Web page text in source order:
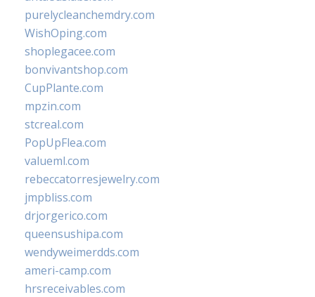
purelycleanchemdry.com
WishOping.com
shoplegacee.com
bonvivantshop.com
CupPlante.com
mpzin.com
stcreal.com
PopUpFlea.com
valueml.com
rebeccatorresjewelry.com
jmpbliss.com
drjorgerico.com
queensushipa.com
wendyweimerdds.com
ameri-camp.com
hrsreceivables.com